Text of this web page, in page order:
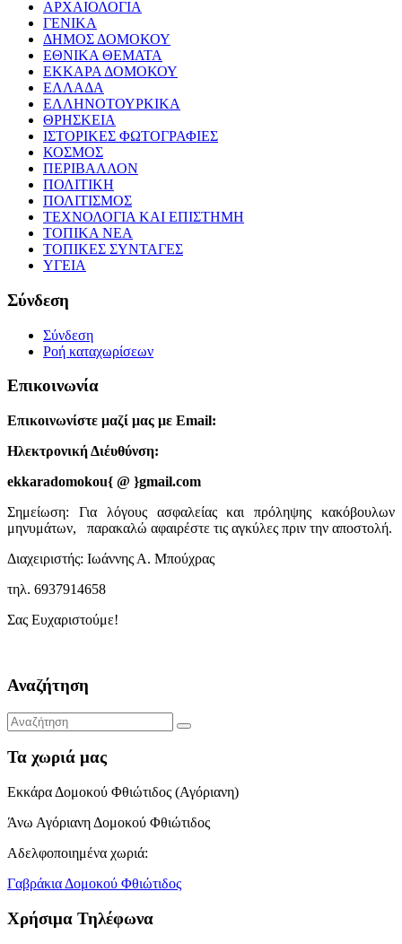
ΑΡΧΑΙΟΛΟΓΙΑ
ΓΕΝΙΚΑ
ΔΗΜΟΣ ΔΟΜΟΚΟΥ
ΕΘΝΙΚΑ ΘΕΜΑΤΑ
ΕΚΚΑΡΑ ΔΟΜΟΚΟΥ
ΕΛΛΑΔΑ
ΕΛΛΗΝΟΤΟΥΡΚΙΚΑ
ΘΡΗΣΚΕΙΑ
ΙΣΤΟΡΙΚΕΣ ΦΩΤΟΓΡΑΦΙΕΣ
ΚΟΣΜΟΣ
ΠΕΡΙΒΑΛΛΟΝ
ΠΟΛΙΤΙΚΗ
ΠΟΛΙΤΙΣΜΟΣ
ΤΕΧΝΟΛΟΓΙΑ ΚΑΙ ΕΠΙΣΤΗΜΗ
ΤΟΠΙΚΑ ΝΕΑ
ΤΟΠΙΚΕΣ ΣΥΝΤΑΓΕΣ
ΥΓΕΙΑ
Σύνδεση
Σύνδεση
Ροή καταχωρίσεων
Επικοινωνία
Επικοινωνίστε μαζί μας με Email:
Ηλεκτρονική Διέυθύνση:
ekkaradomokou{ @ }gmail.com
Σημείωση: Για λόγους ασφαλείας και πρόληψης κακόβουλων
μηνυμάτων, παρακαλώ αφαιρέστε τις αγκύλες πριν την αποστολή.
Διαχειριστής: Ιωάννης Α. Μπούχρας
τηλ. 6937914658
Σας Ευχαριστούμε!
Αναζήτηση
Τα χωριά μας
Εκκάρα Δομοκού Φθιώτιδος (Αγόριανη)
Άνω Αγόριανη Δομοκού Φθιώτιδος
Αδελφοποιημένα χωριά:
Γαβράκια Δομοκού Φθιώτιδος
Χρήσιμα Τηλέφωνα